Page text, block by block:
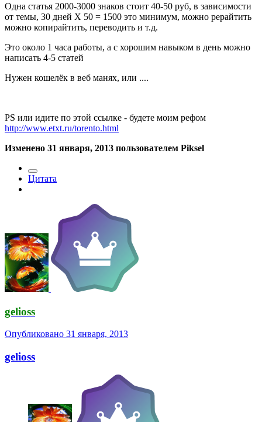
Одна статья 2000-3000 знаков стоит 40-50 руб, в зависимости
от темы, 30 дней Х 50 = 1500 это минимум, можно рерайтить
можно копирайтить, переводить и т.д.
Это около 1 часа работы, а с хорошим навыком в день можно
написать 4-5 статей
Нужен кошелёк в веб манях, или ....
PS или идите по этой ссылке - будете моим рефом
http://www.etxt.ru/torento.html
Изменено 31 января, 2013 пользователем Piksel
Цитата
gelioss
Опубликовано 31 января, 2013
gelioss